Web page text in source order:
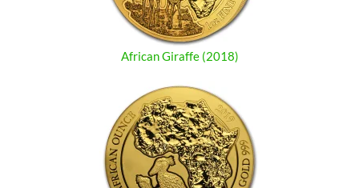
African Giraffe (2018)